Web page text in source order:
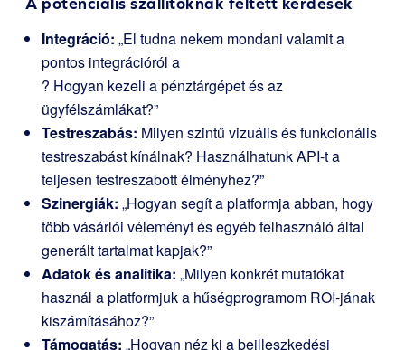
Integráció: „El tudna nekem mondani valamit a
pontos integrációról a
? Hogyan kezeli a pénztárgépet és az
ügyfélszámlákat?”
Testreszabás: Milyen szintű vizuális és funkcionális
testreszabást kínálnak? Használhatunk API-t a
teljesen testreszabott élményhez?”
Szinergiák: „Hogyan segít a platformja abban, hogy
több vásárlói véleményt és egyéb felhasználó által
generált tartalmat kapjak?”
Adatok és analitika: „Milyen konkrét mutatókat
használ a platformjuk a hűségprogramom ROI-jának
kiszámításához?”
Támogatás: „Hogyan néz ki a beilleszkedési